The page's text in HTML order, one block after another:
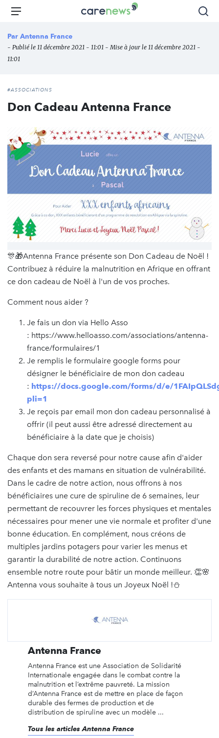
Aller
principal
Carenews,
des
Menu
Par Antenna France
- Publié le 11 décembre 2021 - 11:01 - Mise à jour le 11 décembre 2021 -
11:01
#ASSOCIATIONS
Don Cadeau Antenna France
🎊🎁Antenna France présente son Don Cadeau de Noël !
Contribuez à réduire la malnutrition en Afrique en offrant
ce don cadeau de Noël à l'un de vos proches.
Comment nous aider ?
Je fais un don via Hello Asso
: https://www.helloasso.com/associations/antenna-
france/formulaires/1
Je remplis le formulaire google forms pour
désigner le bénéficiaire de mon don cadeau
: https://docs.google.com/forms/d/e/
pli=1
Je reçois par email mon don cadeau personnalisé à
offrir (il peut aussi être adressé directement au
bénéficiaire à la date que je choisis)
Chaque don sera reversé pour notre cause afin d'aider
des enfants et des mamans en situation de vulnérabilité.
Dans le cadre de notre action, nous offrons à nos
bénéficiaires une cure de spiruline de 6 semaines, leur
permettant de recouvrer les forces physiques et mentales
nécessaires pour mener une vie normale et profiter d'une
bonne éducation. En complément, nous créons de
multiples jardins potagers pour varier les menus et
garantir la durabilité de notre action. Continuons
ensemble notre route pour bâtir un monde meilleur. 👏🌸
Antenna vous souhaite à tous un Joyeux Noël !⛄️
Antenna France
Antenna France est une Association de Solidarité
Internationale engagée dans le combat contre la
malnutrition et l’extrême pauvreté. La mission
d’Antenna France est de mettre en place de façon
durable des fermes de production et de
distribution de spiruline avec un modèle ...
Tous les articles Antenna France